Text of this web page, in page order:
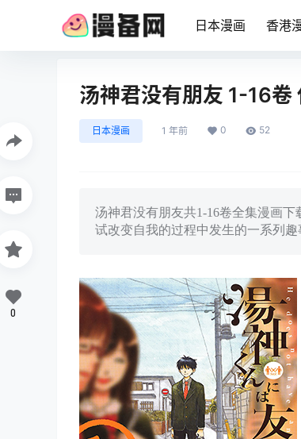
日本漫画 香港
汤神君没有朋友 1-16卷
日本漫画 1 年前 0 52
汤神君没有朋友共1-16卷全集漫画
试改变自我的过程中发生的一系列趣
0